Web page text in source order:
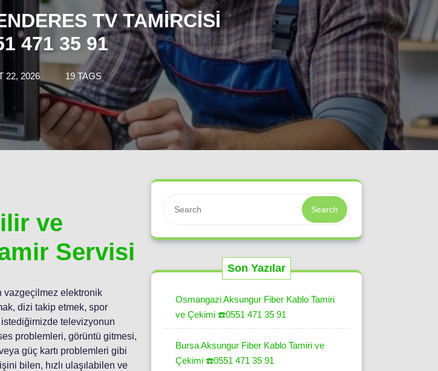
TV TAMIRCISI
471 35 91
22, 2026 19 TAGS
ve
Servisi
vazgeçilmez elektronik
dizi takip etmek, spor
istediğimizde televizyonun
problemleri, görüntü gitmesi,
güç kartı problemleri gibi
bilen, hızlı ulaşılabilen ve
Search
Son Yazılar
Osmangazi Aksungur Fiber Kablo Tamiri
ve Çekimi ☎️0551 471 35 91
Bursa Aksungur Fiber Kablo Tamiri ve
Çekimi ☎️0551 471 35 91